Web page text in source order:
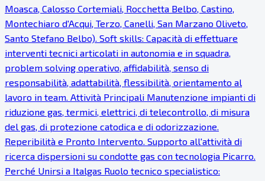
Moasca, Calosso Cortemiali, Rocchetta Belbo, Castino,
Montechiaro d'Acqui, Terzo, Canelli, San Marzano Oliveto,
Santo Stefano Belbo). Soft skills: Capacità di effettuare
interventi tecnici articolati in autonomia e in squadra,
problem solving operativo, affidabilità, senso di
responsabilità, adattabilità, flessibilità, orientamento al
lavoro in team. Attività Principali Manutenzione impianti di
riduzione gas, termici, elettrici, di telecontrollo, di misura
del gas, di protezione catodica e di odorizzazione.
Reperibilità e Pronto Intervento. Supporto all'attività di
ricerca dispersioni su condotte gas con tecnologia Picarro.
Perché Unirsi a Italgas Ruolo tecnico specialistico: